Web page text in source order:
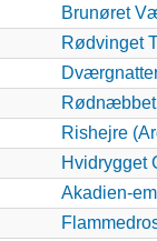
Brunøret
Rødvinget
Rødnæbbet
Rishejre
Hvidrygget
Akadien-